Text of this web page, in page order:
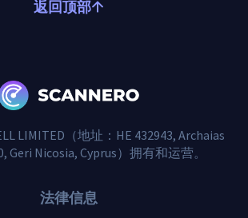
返回顶部
LIMITED（地址：HE 432943, Archaias
Geri Nicosia, Cyprus）拥有和运营。
法律信息